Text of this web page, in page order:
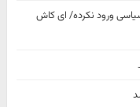
ورود نکرده/ ای کاش